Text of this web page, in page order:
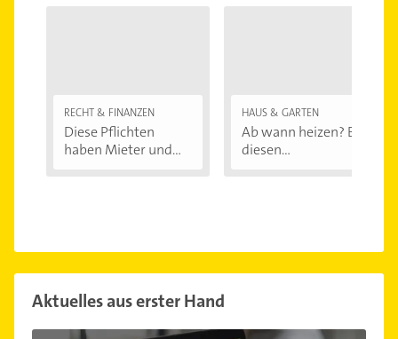
RECHT & FINANZEN
Diese Pflichten
haben Mieter und...
HAUS & GARTEN
Ab wann heizen? Bei
diesen
Aktuelles aus erster Hand